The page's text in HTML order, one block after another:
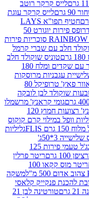
קרקר רוטב
קרקר עוגת
חטיף תפו"א LAYS
סקיטלס גומי דרופס פירות יוגורט 50
מנטוס RAINBOW סוכריות פירות
שברי קרמל
שוקולד חלב
טוניס שוקולד מריר עם שקדים ומלח 180
מרוסקות
סוכריות גומי סאוור פאץ' טרופיקל 80
לבן לובקה
קראנץ' מרשמלו
גומי קראנץ' רצועות חמוץ 120
קרם קוקוס
גליליות
סניקרס שלישייה 3*50ג'
סקיטלס GIANTS סוכריות ממולאות בג'ל טעמי פירות 125
ריטר פרלין
ריטר מוס קקאו 100
משקה
קלאסי
טורטינה לבן 21